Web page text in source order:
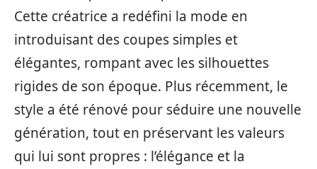
Cette créatrice a redéfini la mode en
introduisant des coupes simples et
élégantes, rompant avec les silhouettes
rigides de son époque. Plus récemment, le
style a été rénové pour séduire une nouvelle
génération, tout en préservant les valeurs
qui lui sont propres : l’élégance et la